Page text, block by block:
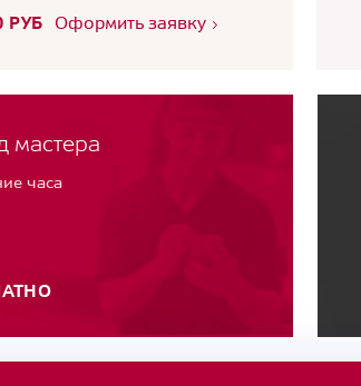
РУБ Оформить заявку
мастера
часа